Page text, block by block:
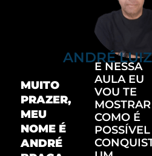
ANDRÉ
MUITO
PRAZER,
MEU
NOME É
ANDRÉ
E NESSA
AULA EU
VOU TE
MOSTRAR
COMO É
POSSÍVEL